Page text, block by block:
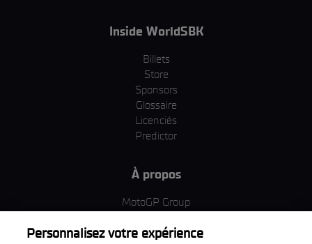
Inside WorldSBK
Billets
Store
Sponsors
Glossaire
Licenciés
Predictor
À propos
MotoGP Group
Termes et conditions d'utilisation
Personnalisez votre expérience